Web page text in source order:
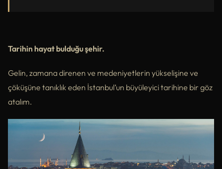
Tarihin hayat bulduğu şehir.
Gelin, zamana direnen ve medeniyetlerin yükselişine ve
çöküşüne tanıklık eden İstanbul’un büyüleyici tarihine bir göz
atalım.